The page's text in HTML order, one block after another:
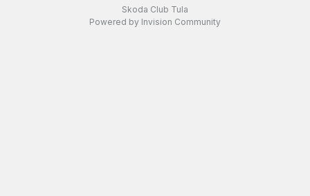
Skoda Club Tula
Powered by Invision Community